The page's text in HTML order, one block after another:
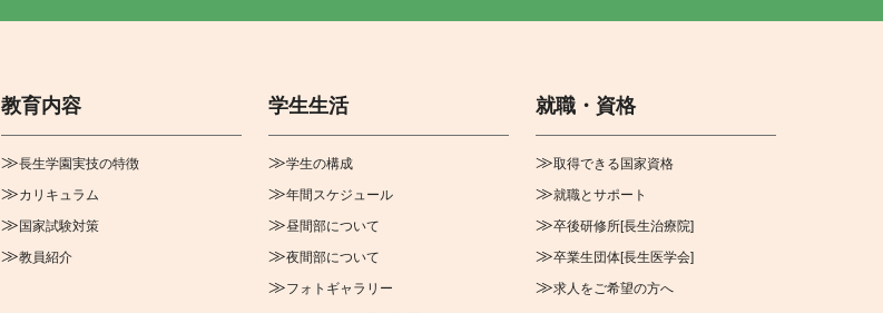
教育内容
長生学園実技の特徴
カリキュラム
国家試験対策
教員紹介
学生生活
学生の構成
年間スケジュール
昼間部について
夜間部について
フォトギャラリー
就職・資格
取得できる国家資格
就職とサポート
卒後研修所[長生治療院]
卒業生団体[長生医学会]
求人をご希望の方へ